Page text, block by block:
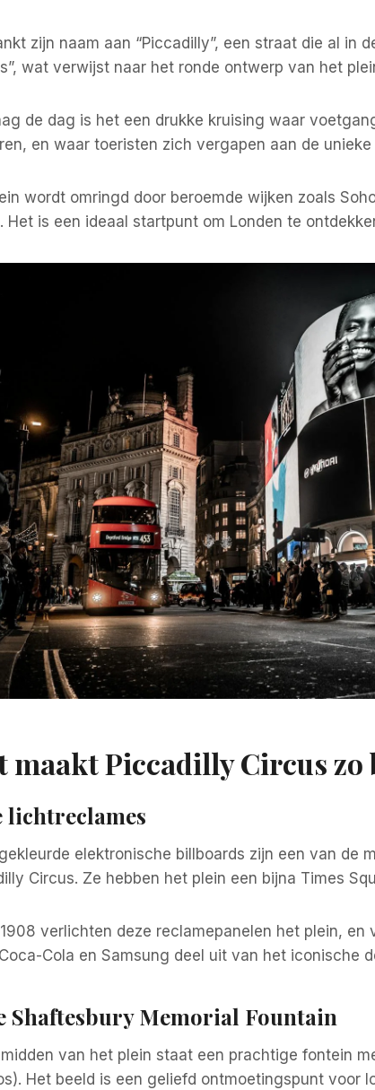
zijn naam aan “Piccadilly”, een straat die al in
wat verwijst naar het ronde ontwerp van het
de dag is het een drukke kruising waar
en waar toeristen zich vergapen aan de unieke
wordt omringd door beroemde wijken zoals
Het is een ideaal startpunt om Londen te
maakt Piccadilly Circus zo
lichtreclames
elektronische billboards zijn een van de
Circus. Ze hebben het plein een bijna Times
verlichten deze reclamepanelen het plein, en
Cola en Samsung deel uit van het iconische
Shaftesbury Memorial Fountain
midden van het plein staat een prachtige fontein
Het beeld is een geliefd ontmoetingspunt voor